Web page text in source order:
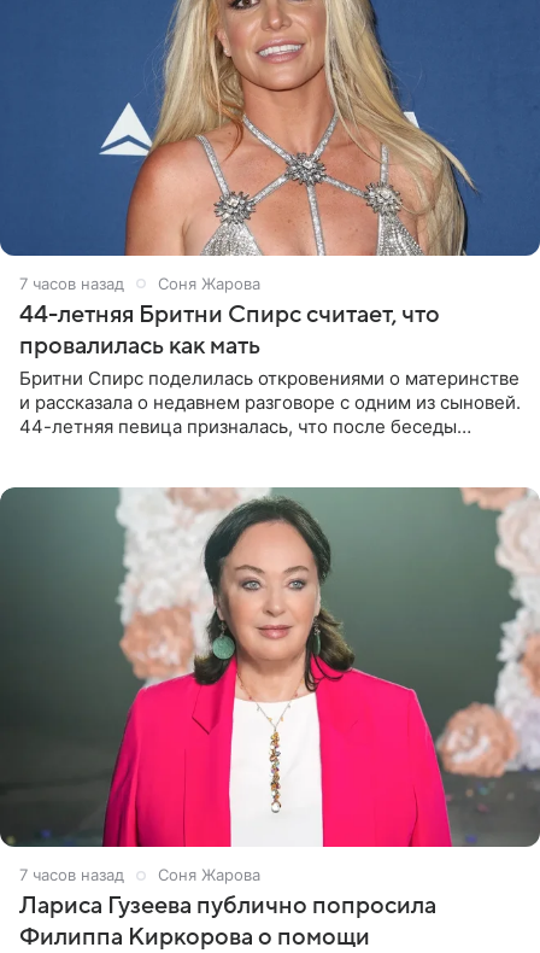
7 часов назад Соня Жарова
44-летняя Бритни Спирс считает, что
провалилась как мать
Бритни Спирс поделилась откровениями о материнстве
и рассказала о недавнем разговоре с одним из сыновей.
44-летняя певица призналась, что после беседы
7 часов назад Соня Жарова
Лариса Гузеева публично попросила
Филиппа Киркорова о помощи